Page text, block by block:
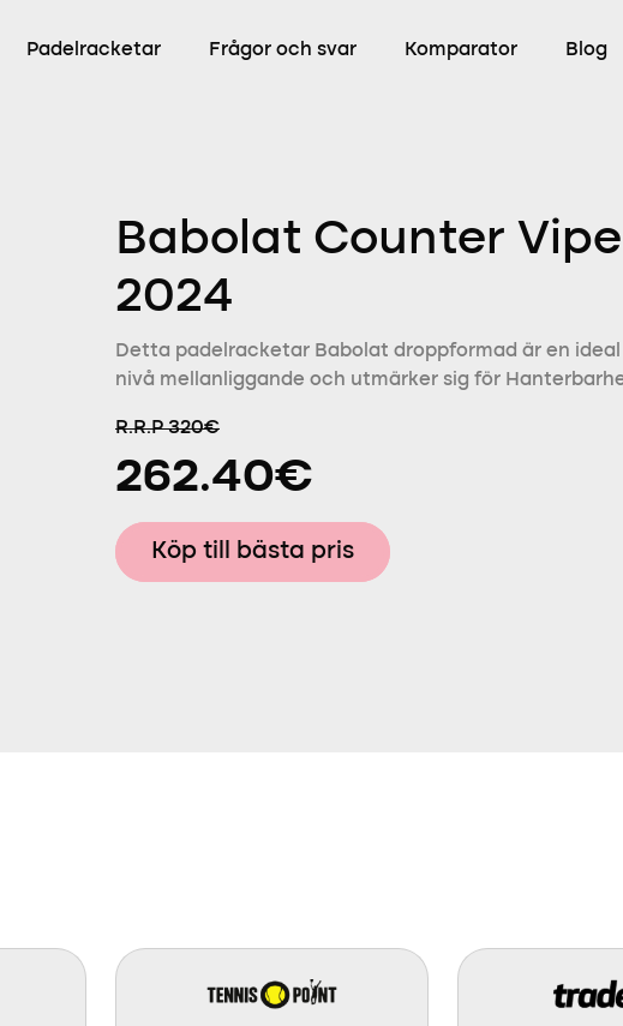
Padelracketar Frågor och svar Komparator Blog
Babolat Counter
2024
Detta padelracketar Babolat droppformad är en
nivå mellanliggande och utmärker sig för
R.R.P 320€
262.40€
Köp till bästa pris